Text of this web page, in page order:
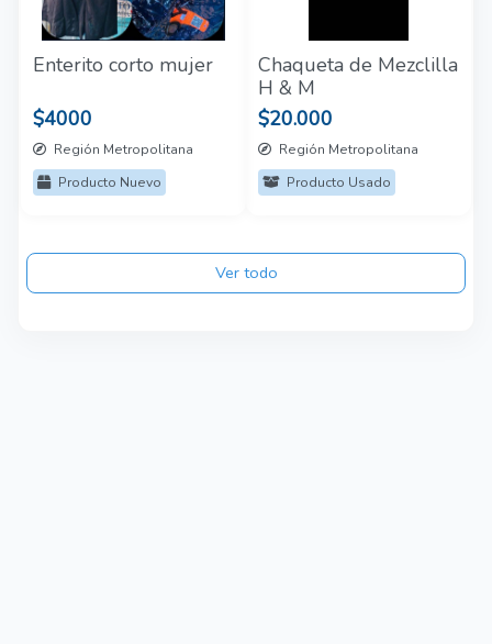
Enterito corto mujer
$4000
Región Metropolitana
Producto Nuevo
Chaqueta de Mezclilla
H & M
$20.000
Región Metropolitana
Producto Usado
Ver todo